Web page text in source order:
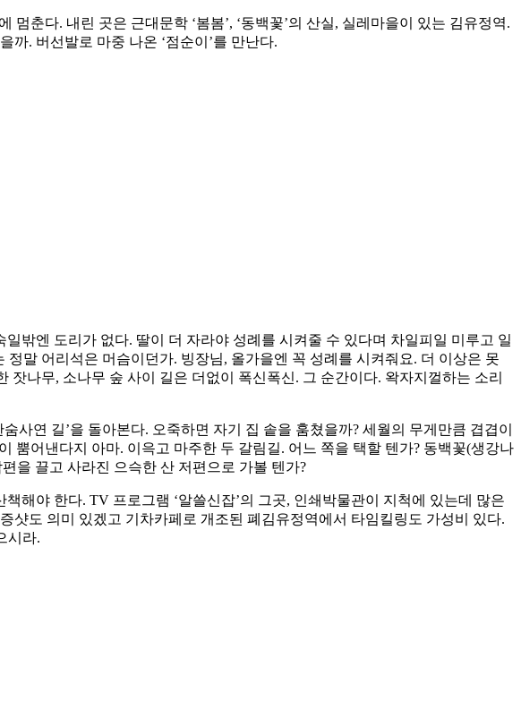
춘다. 내린 곳은 근대문학 ‘봄봄’, ‘동백꽃’의 산실, 실레마을이 있는 김유정역.
까. 버선발로 마중 나온 ‘점순이’를 만난다.
밖엔 도리가 없다. 딸이 더 자라야 성례를 시켜줄 수 있다며 차일피일 미루고 일
말 어리석은 머슴이던가. 빙장님, 올가을엔 꼭 성례를 시켜줘요. 더 이상은 못
나무, 소나무 숲 사이 길은 더없이 폭신폭신. 그 순간이다. 왁자지껄하는 소리
사연 길’을 돌아본다. 오죽하면 자기 집 솥을 훔쳤을까? 세월의 무게만큼 겹겹이
뿜어낸다지 아마. 이윽고 마주한 두 갈림길. 어느 쪽을 택할 텐가? 동백꽃(생강나
을 끌고 사라진 으슥한 산 저편으로 가볼 텐가?
해야 한다. TV 프로그램 ‘알쓸신잡’의 그곳, 인쇄박물관이 지척에 있는데 많은
샷도 의미 있겠고 기차카페로 개조된 폐김유정역에서 타임킬링도 가성비 있다.
시라.